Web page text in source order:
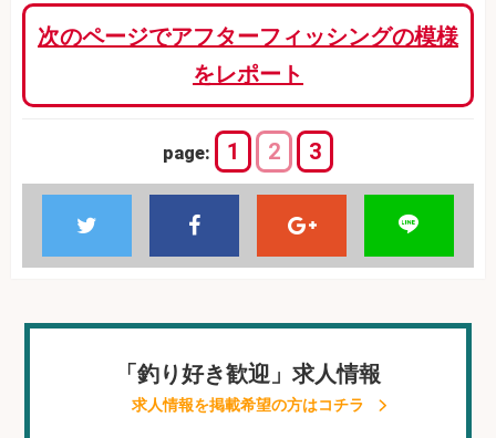
次のページでアフターフィッシングの模様
をレポート
page: 1 2 3
「釣り好き歓迎」求人情報
求人情報を掲載希望の方はコチラ